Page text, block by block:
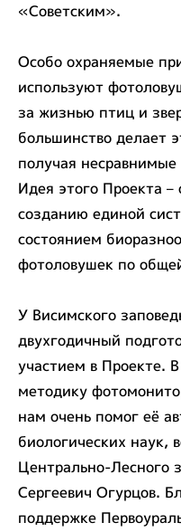
«Советским».
Особо охраняемые
используют
за жизнью птиц и
большинство делает
получая
Идея этого Проекта
созданию единой
состоянием
фотоловушек по
У Висимского
двухгодичный
участием в Проекте.
методику
нам очень помог её
биологических наук,
Центрально-Лесного
Сергеевич Огурцов.
поддержке